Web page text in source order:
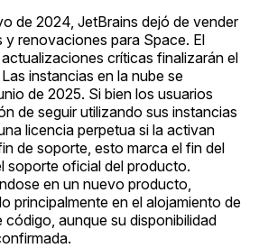
de 2024, JetBrains dejó de vender
renovaciones para Space. El
críticas finalizarán el
instancias en la nube se
de 2025. Si bien los usuarios
de seguir utilizando sus instancias
licencia perpetua si la activan
de soporte, esto marca el fin del
soporte oficial del producto.
en un nuevo producto,
principalmente en el alojamiento de
código, aunque su disponibilidad